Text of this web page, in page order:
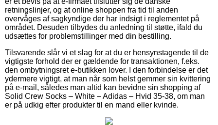
retningslinjer, og at online shoppen fra tid til anden
overvåges af sagkyndige der har indsigt i reglementet på
området. Desuden tilbydes du anledning til støtte, ifald du
udsættes for problemstillinger med din bestilling.
Tilsvarende slår vi et slag for at du er hensynstagende til de
vigtigste forhold der er gældende for transaktionen, f.eks.
den ombytningsret e-butikken lover. I den forbindelse er det
ydermere vigtigt, at man når som helst gemmer sin kvittering
på e-mail, således man altid kan bevidne sin shopping af
Solid Crew Socks – White – Adidas – Hvid 35-38, om man
er på udkig efter produkter til en mand eller kvinde.